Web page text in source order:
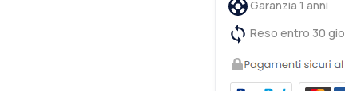
Garanzia 1 anni
Reso entro 30